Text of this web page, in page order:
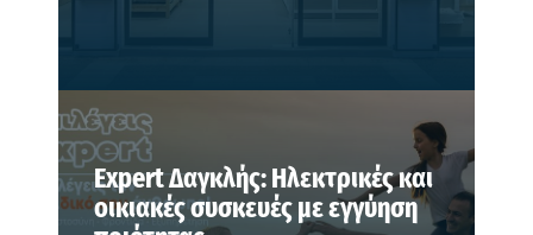
Expert Δαγκλής: Ηλεκτρικές και
οικιακές συσκευές με εγγύηση